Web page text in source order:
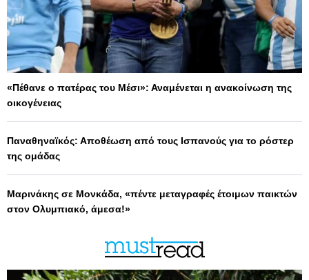
«Πέθανε ο πατέρας του Μέσι»: Αναμένεται η ανακοίνωση της
οικογένειας
Παναθηναϊκός: Αποθέωση από τους Ισπανούς για το ρόστερ
της ομάδας
Μαρινάκης σε Μονκάδα, «πέντε μεταγραφές έτοιμων παικτών
στον Ολυμπιακό, άμεσα!»